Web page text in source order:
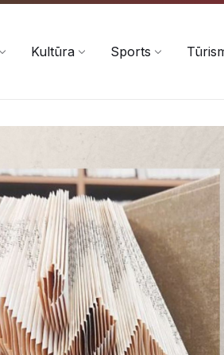
Kultūra Sports